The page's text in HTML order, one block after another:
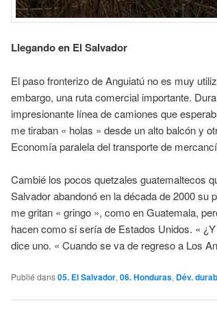
Llegando en El Salvador
El paso fronterizo de Anguiatú no es muy
embargo, una ruta comercial importante.
impresionante línea de camiones que
me tiraban « holas » desde un alto balcón y
Economía paralela del transporte de
Cambié los pocos quetzales guatemaltecos
Salvador abandonó en la década de 2000 su
me gritan « gringo », como en Guatemala,
hacen como si sería de Estados Unidos. «
dice uno. « Cuando se va de regreso a Los
Publié dans05. El Salvador, 06. Honduras, Dév.